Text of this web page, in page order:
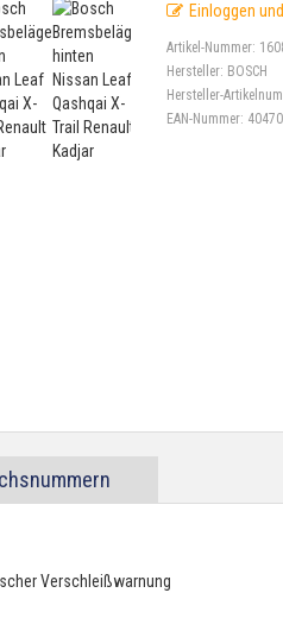
Einloggen
Artikel-Nummer:
Hersteller: BOSCH
Hersteller-
EAN-Nummer:
Verschleißwarnung